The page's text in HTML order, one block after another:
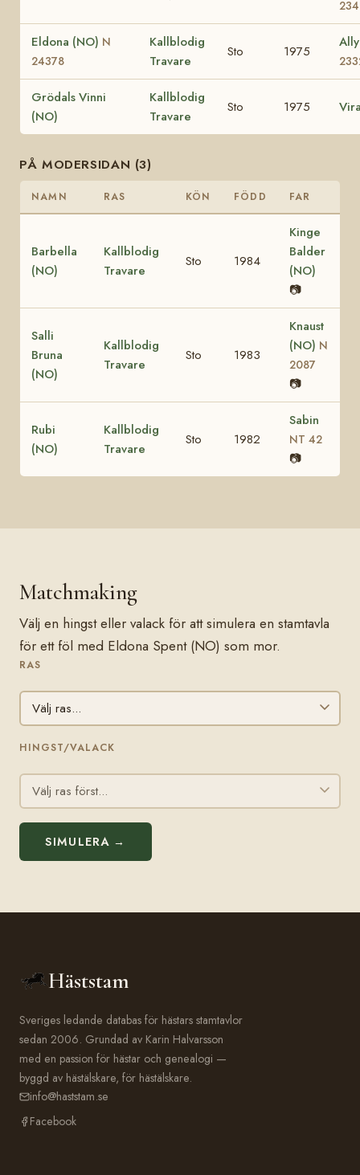
Eldona (NO) N
24378
Kallblodig
Travare
Sto 1975
Grödals Vinni
(NO)
Kallblodig
Travare
Sto 1975
PÅ MODERSIDAN (3)
NAMN RAS KÖN FÖDD FAR
Barbella
(NO)
Kallblodig
Travare
Sto 1984
Kinge
Balder
(NO)
📷
Salli
Bruna
(NO)
Kallblodig
Travare
Sto 1983
Knaust
(NO) N
2087
📷
Rubi
(NO)
Kallblodig
Travare
Sto 1982
Sabin
NT 42
📷
Matchmaking
Välj en hingst eller valack för att simulera en stamtavla
för ett föl med Eldona Spent (NO) som mor.
RAS
HINGST/VALACK
SIMULERA →
Häststam
Sveriges ledande databas för hästars stamtavlor
sedan 2006. Grundad av Karin Halvarsson
med en passion för hästar och genealogi —
byggd av hästälskare, för hästälskare.
info@haststam.se
Facebook